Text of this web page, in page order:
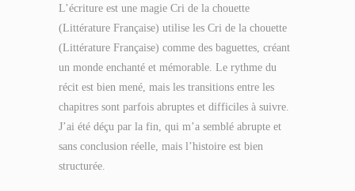
L’écriture est une magie Cri de la chouette
(Littérature Française) utilise les Cri de la chouette
(Littérature Française) comme des baguettes, créant
un monde enchanté et mémorable. Le rythme du
récit est bien mené, mais les transitions entre les
chapitres sont parfois abruptes et difficiles à suivre.
J’ai été déçu par la fin, qui m’a semblé abrupte et
sans conclusion réelle, mais l’histoire est bien
structurée.